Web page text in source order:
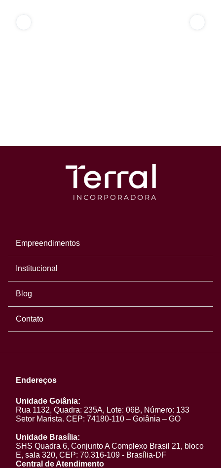
Empreendimentos
Institucional
Blog
Contato
Endereços
Unidade Goiânia:
Rua 1132, Quadra: 235A, Lote: 06B, Número: 133
Setor Marista. CEP: 74180-110 – Goiânia – GO
Unidade Brasília:
SHS Quadra 6, Conjunto A Complexo Brasil 21, bloco
E, sala 320, CEP: 70.316-109 - Brasília-DF
Central de Atendimento